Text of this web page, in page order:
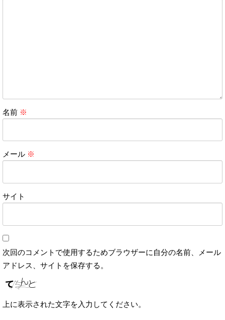
名前 ※
メール ※
サイト
次回のコメントで使用するためブラウザーに自分の名前、メール
アドレス、サイトを保存する。
上に表示された文字を入力してください。